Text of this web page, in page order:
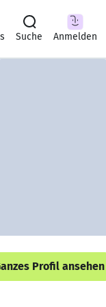
Suche Anmelden
Profil ansehen